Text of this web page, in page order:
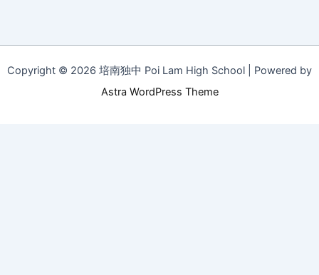
Copyright © 2026 培南独中 Poi Lam High School | Powered by
Astra WordPress Theme